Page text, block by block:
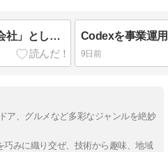
複数のCodexタスクを「AI会社」として可視化する
9日前
ア、グルメなど多彩なジャンルを絶妙
みに織り交ぜ、技術から趣味、地域